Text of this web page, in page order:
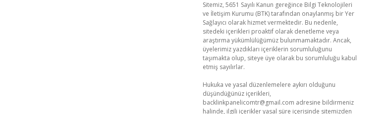
Sitemiz, 5651 Sayılı Kanun gereğince Bilgi Teknolojileri
ve İletişim Kurumu (BTK) tarafından onaylanmış bir Yer
Sağlayıcı olarak hizmet vermektedir. Bu nedenle,
sitedeki içerikleri proaktif olarak denetleme veya
araştırma yükümlülüğümüz bulunmamaktadır. Ancak,
üyelerimiz yazdıkları içeriklerin sorumluluğunu
taşımakta olup, siteye üye olarak bu sorumluluğu kabul
etmiş sayılırlar.
Hukuka ve yasal düzenlemelere aykırı olduğunu
düşündüğünüz içerikleri,
backlinkpanelicomtr@gmail.com adresine bildirmeniz
halinde, ilgili içerikler yasal süre içerisinde sitemizden